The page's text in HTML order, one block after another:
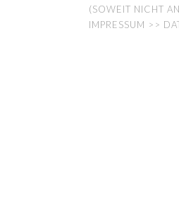
(SOWEIT NICHT
IMPRESSUM >>